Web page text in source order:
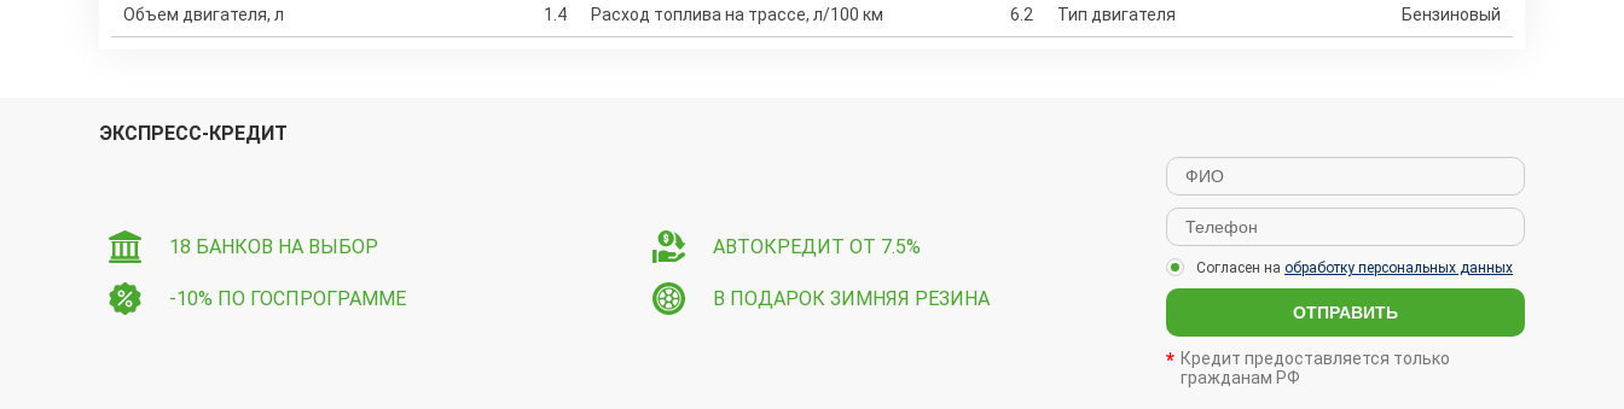
Объем двигателя, л 1.4 Расход топлива на трассе, л/100 км 6.2 Тип двигателя Бензиновый
ЭКСПРЕСС-КРЕДИТ
18 БАНКОВ НА ВЫБОР АВТОКРЕДИТ ОТ 7.5%
-10% ПО ГОСПРОГРАММЕ В ПОДАРОК ЗИМНЯЯ РЕЗИНА
Согласен наобработку персональных данных
ОТПРАВИТЬ
Кредит предоставляется только
гражданам РФ